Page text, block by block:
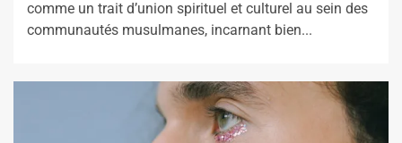
comme un trait d’union spirituel et culturel au sein des
communautés musulmanes, incarnant bien...